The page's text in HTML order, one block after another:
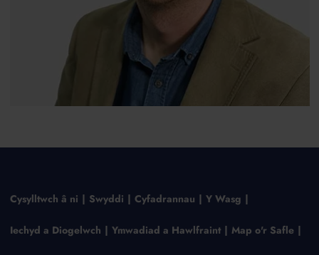
Cysylltwch â ni Swyddi Cyfadrannau Y Wasg
Iechyd a Diogelwch Ymwadiad a Hawlfraint Map o'r Safle